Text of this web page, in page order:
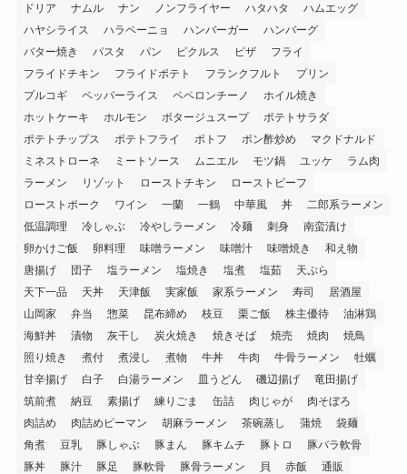
ドリア
ナムル ナン ノンフライヤー ハタハタ
ハムエッグ
ハヤシライス
ハラペーニョ ハンバーガー
ハンバーグ
バター焼き
パスタ パン ピクルス ピザ
フライ
フライドチキン
フライドポテト フランクフルト
プリン
プルコギ
ペッパーライス ペペロンチーノ
ホイル焼き
ホットケーキ
ホルモン ポタージュスープ
ポテトサラダ
ポテトチップス
ポテトフライ ポトフ ポン酢炒め
マクドナルド
ミネストローネ
ミートソース ムニエル モツ鍋 ユッケ
ラム肉
ラーメン
リゾット ローストチキン
ローストビーフ
ローストポーク
ワイン 一蘭 一鶴 中華風 丼
二郎系ラーメン
低温調理
冷しゃぶ 冷やしラーメン 冷麺 刺身
南蛮漬け
卵かけご飯
卵料理 味噌ラーメン 味噌汁 味噌焼き
和え物
唐揚げ
団子 塩ラーメン 塩焼き 塩煮 塩茹
天ぷら
天下一品
天丼 天津飯 実家飯 家系ラーメン 寿司
居酒屋
山岡家
弁当 惣菜 昆布締め 枝豆 栗ご飯 株主優待
油淋鶏
海鮮丼
漬物 灰干し 炭火焼き 焼きそば 焼売 焼肉
焼鳥
照り焼き
煮付 煮浸し 煮物 牛丼 牛肉 牛骨ラーメン
牡蠣
甘辛揚げ
白子 白湯ラーメン 皿うどん 磯辺揚げ
竜田揚げ
筑前煮
納豆 素揚げ 練りごま 缶詰 肉じゃが
肉そぼろ
肉詰め
肉詰めピーマン 胡麻ラーメン 茶碗蒸し 蒲焼
袋麺
角煮
豆乳 豚しゃぶ 豚まん 豚キムチ 豚トロ
豚バラ軟骨
豚丼
豚汁 豚足 豚軟骨 豚骨ラーメン 貝 赤飯
通販